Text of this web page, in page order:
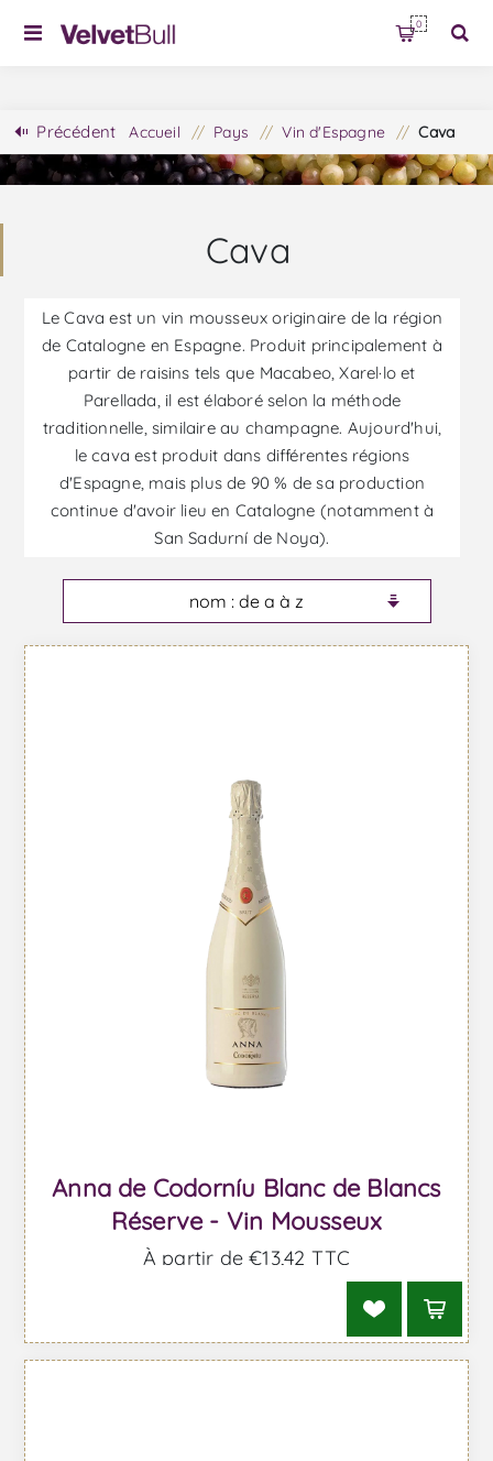
0
Précédent Accueil / Pays / Vin d'Espagne / Cava
Cava
Le Cava est un vin mousseux originaire de la région
de Catalogne en Espagne. Produit principalement à
partir de raisins tels que Macabeo, Xarel·lo et
Parellada, il est élaboré selon la méthode
traditionnelle, similaire au champagne. Aujourd'hui,
le cava est produit dans différentes régions
d'Espagne, mais plus de 90 % de sa production
continue d'avoir lieu en Catalogne (notamment à
San Sadurní de Noya).
Anna de Codorníu Blanc de Blancs
Réserve - Vin Mousseux
À partir de €13,42 TTC